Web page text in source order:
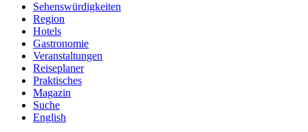
Sehenswürdigkeiten
Region
Hotels
Gastronomie
Veranstaltungen
Reiseplaner
Praktisches
Magazin
Suche
English